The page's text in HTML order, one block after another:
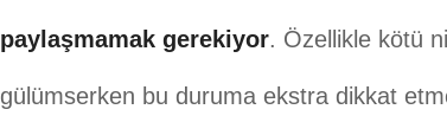
paylaşmamak gerekiyor. Özellikle kötü
gülümserken bu duruma ekstra dikkat